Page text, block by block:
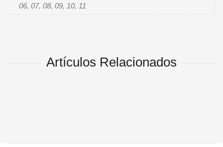
06, 07, 08, 09, 10, 11
Artículos Relacionados